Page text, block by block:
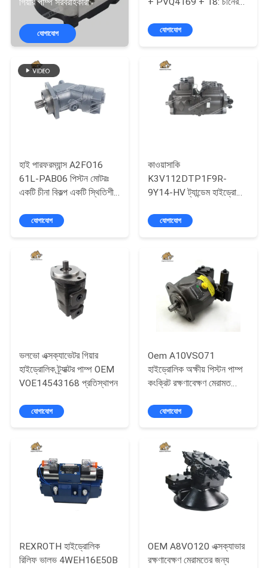
নিয়ন্ত্রণ
যোগাযোগ
করুন
সাইট
ম্যাপ
PRIVACY
POLICY
গিয়ার পাম্প সরবরাহকারী
যোগাযোগ
জন্য উচ্চ নির্ভরযোগ্যতা জলবাহী
যোগাযোগ
হাই পারফরম্যান্স A2FO16
61L-PAB06 পিস্টন মোটরঃ
একটি চীনা বিকল্প একটি স্থিতিশীল
সমাধান।
যোগাযোগ
কাওয়াসাকি
K3V112DTP1F9R-
9Y14-HV ট্যান্ডেম হাইড্রোলিক
যোগাযোগ
ভলভো এক্সক্যাভেটর গিয়ার
হাইড্রোলিক ট্র্যাক্টর পাম্প OEM
VOE14543168 প্রতিস্থাপন
যোগাযোগ
Oem A10VSO71
হাইড্রোলিক অক্ষীয় পিস্টন পাম্প
কংক্রিট রক্ষণাবেক্ষণ মেরামত
যোগাযোগ
REXROTH হাইড্রোলিক
রিলিফ ভালভ 4WEH16E50B
OEM A8VO120 এক্সক্যাভার
রক্ষণাবেক্ষণ মেরামতের জন্য